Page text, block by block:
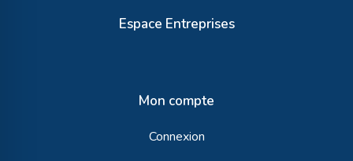
Espace Entreprises
Mon compte
Connexion